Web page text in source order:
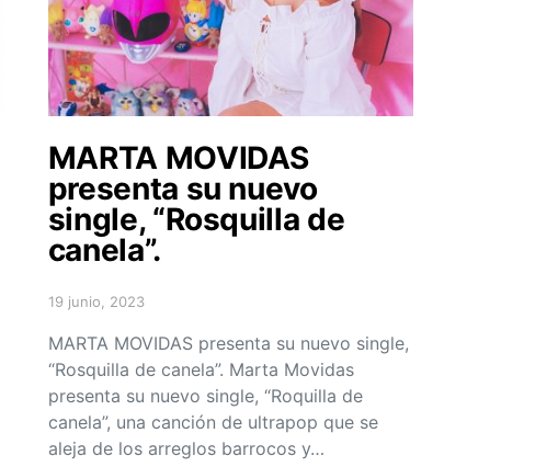
MARTA MOVIDAS
presenta su nuevo
single, “Rosquilla de
canela”.
Posted on
19 junio, 2023
MARTA MOVIDAS presenta su nuevo single,
“Rosquilla de canela”. Marta Movidas
presenta su nuevo single, “Roquilla de
canela”, una canción de ultrapop que se
aleja de los arreglos barrocos y…